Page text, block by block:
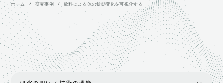
ホーム 研究事例 飲料による体の状態変化を可視化する